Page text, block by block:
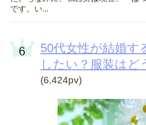
です。い...
50代女性が結婚す
したい？服装はど
(6,424pv)